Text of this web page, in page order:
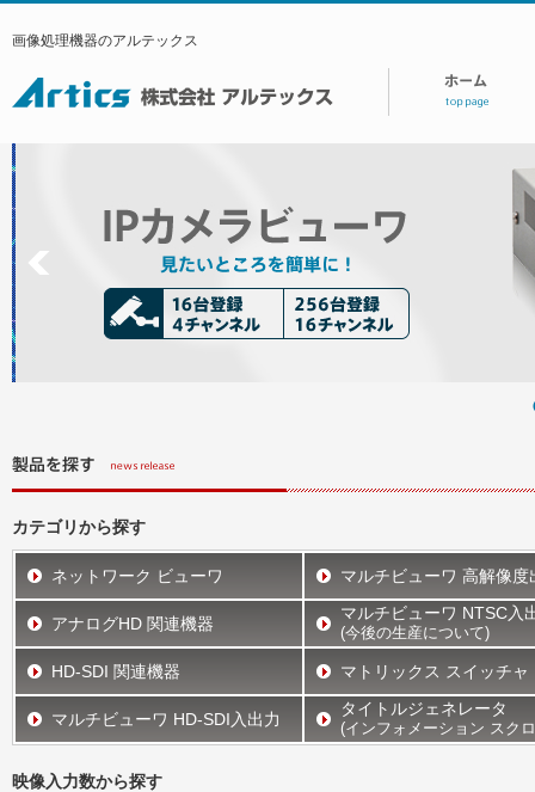
画像処理機器のアルテックス
カテゴリから探す
ネットワーク ビューワ マルチビューワ 高解像度
アナログHD 関連機器
マルチビューワ NTSC入
(今後の生産について)
HD-SDI 関連機器 マトリックス スイッチャ
マルチビューワ HD-SDI入出力
タイトルジェネレータ
(インフォメーション スク
映像入力数から探す